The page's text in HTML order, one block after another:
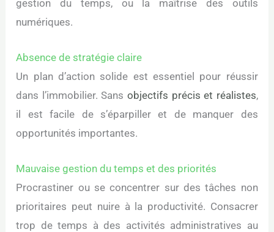
gestion du temps, ou la maîtrise des outils
numériques.
Absence de stratégie claire
Un plan d’action solide est essentiel pour réussir
dans l’immobilier. Sans objectifs précis et réalistes,
il est facile de s’éparpiller et de manquer des
opportunités importantes.
Mauvaise gestion du temps et des priorités
Procrastiner ou se concentrer sur des tâches non
prioritaires peut nuire à la productivité. Consacrer
trop de temps à des activités administratives au